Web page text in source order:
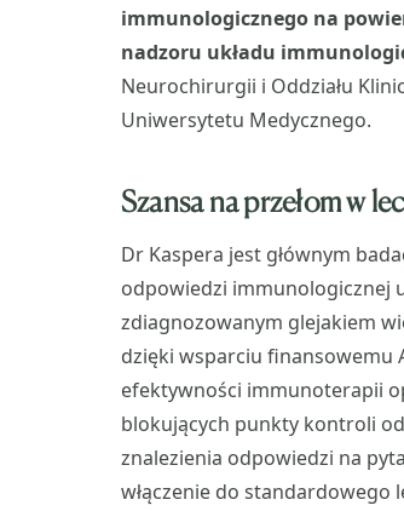
immunologicznego na
nadzoru układu
Neurochirurgii i Oddziału
Uniwersytetu Medycznego.
Szansa na przełom w
Dr Kaspera jest głównym
odpowiedzi immunologicznej
zdiagnozowanym glejakiem
dzięki wsparciu finansowemu
efektywności immunoterapii
blokujących punkty kontroli
znalezienia odpowiedzi na
włączenie do